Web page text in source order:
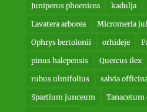
Juniperus phoenicea kadulja
Lavatera arborea Micromeria
Ophrys bertolonii orhideje
pinus halepensis Quercus ilex
rubus ulmifolius salvia
Spartium junceum